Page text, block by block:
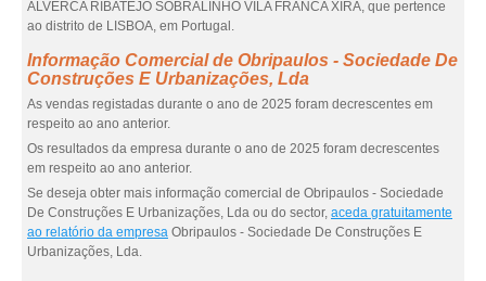
ALVERCA RIBATEJO SOBRALINHO VILA FRANCA XIRA, que pertence
ao distrito de LISBOA, em Portugal.
Informação Comercial de Obripaulos - Sociedade De
Construções E Urbanizações, Lda
As vendas registadas durante o ano de 2025 foram decrescentes em
respeito ao ano anterior.
Os resultados da empresa durante o ano de 2025 foram decrescentes
em respeito ao ano anterior.
Se deseja obter mais informação comercial de Obripaulos - Sociedade
De Construções E Urbanizações, Lda ou do sector, aceda gratuitamente
ao relatório da empresa Obripaulos - Sociedade De Construções E
Urbanizações, Lda.